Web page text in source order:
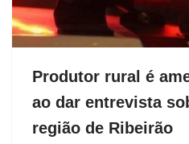
Produtor rural é
ao dar entrevista
região de Ribeirão